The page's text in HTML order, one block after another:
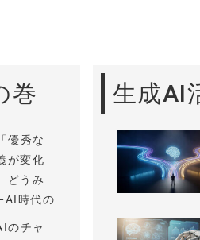
巻
優秀な
が変化
どうみ
時代の
のチャ
生成AI